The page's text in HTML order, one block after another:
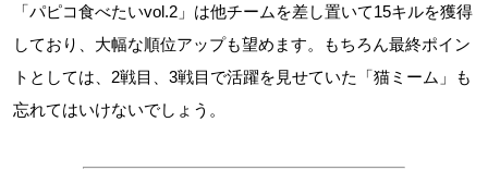
「パピコ食べたいvol.2」は他チームを差し置いて15キルを獲得
しており、大幅な順位アップも望めます。もちろん最終ポイン
トとしては、2戦目、3戦目で活躍を見せていた「猫ミーム」も
忘れてはいけないでしょう。